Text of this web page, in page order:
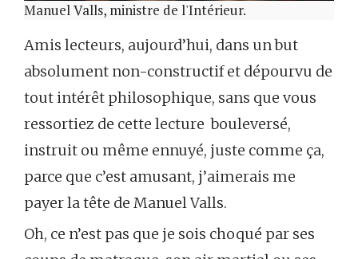
Manuel Valls, ministre de l'Intérieur.
Amis lecteurs, aujourd’hui, dans un but
absolument non-constructif et dépourvu de
tout intérêt philosophique, sans que vous
ressortiez de cette lecture bouleversé,
instruit ou même ennuyé, juste comme ça,
parce que c’est amusant, j’aimerais me
payer la tête de Manuel Valls.
Oh, ce n’est pas que je sois choqué par ses